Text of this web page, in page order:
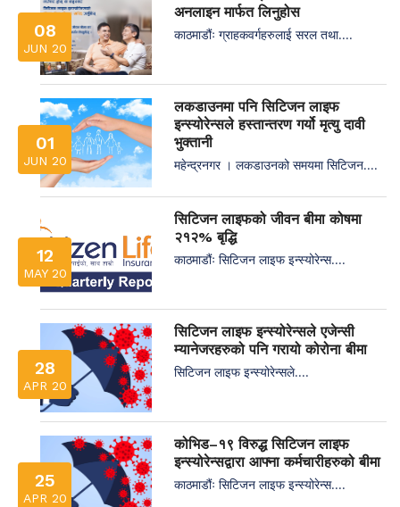
08
JUN 20
अनलाइन मार्फत लिनुहोस
काठमाडौंः ग्राहकवर्गहरुलाई सरल तथा....
01
JUN 20
लकडाउनमा पनि सिटिजन लाइफ
इन्स्योरेन्सले हस्तान्तरण गर्यो मृत्यु दावी
भुक्तानी
महेन्द्रनगर । लकडाउनको समयमा सिटिजन....
12
MAY 20
सिटिजन लाइफको जीवन बीमा कोषमा
२१२% बृद्धि
काठमाडौंः सिटिजन लाइफ इन्स्योरेन्स....
28
APR 20
सिटिजन लाइफ इन्स्योरेन्सले एजेन्सी
म्यानेजरहरुको पनि गरायो कोरोना बीमा
सिटिजन लाइफ इन्स्योरेन्सले....
25
APR 20
कोभिड–१९ विरुद्ध सिटिजन लाइफ
इन्स्योरेन्सद्वारा आफ्ना कर्मचारीहरुको बीमा
काठमाडौंः सिटिजन लाइफ इन्स्योरेन्स....